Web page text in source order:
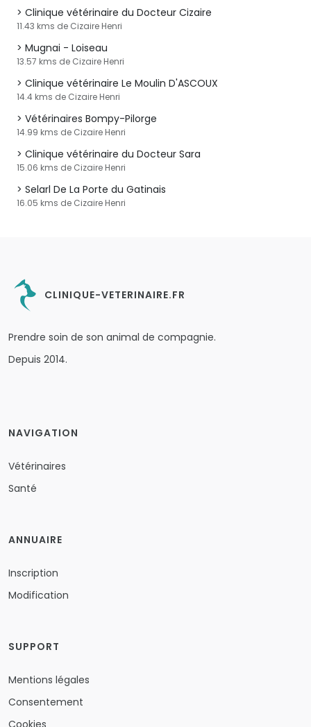
Clinique vétérinaire du Docteur Cizaire
11.43 kms de Cizaire Henri
Mugnai - Loiseau
13.57 kms de Cizaire Henri
Clinique vétérinaire Le Moulin D'ASCOUX
14.4 kms de Cizaire Henri
Vétérinaires Bompy-Pilorge
14.99 kms de Cizaire Henri
Clinique vétérinaire du Docteur Sara
15.06 kms de Cizaire Henri
Selarl De La Porte du Gatinais
16.05 kms de Cizaire Henri
CLINIQUE-VETERINAIRE.FR
Prendre soin de son animal de compagnie.
Depuis 2014.
NAVIGATION
Vétérinaires
Santé
ANNUAIRE
Inscription
Modification
SUPPORT
Mentions légales
Consentement
Cookies